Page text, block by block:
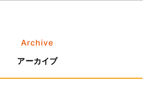
Archive
アーカイブ